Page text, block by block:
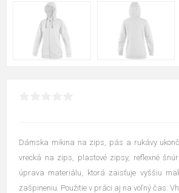
Dámska mikina na zips, pás a rukávy
vrecká na zips, plastové zipsy, reflexné
úprava materiálu, ktorá zaisťuje vyššiu
zašpineniu. Použitie v práci aj na voľný čas.